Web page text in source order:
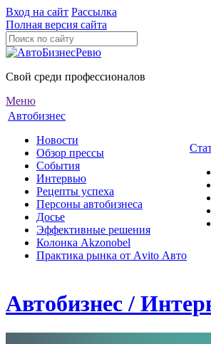
Вход на сайт Рассылка
Полная версия сайта
Свой среди профессионалов
Меню
Автобизнес
Новости
Обзор прессы
События
Интервью
Рецепты успеха
Персоны автобизнеса
Досье
Эффективные решения
Колонка Akzonobel
Практика рынка от Аvito Авто
Автобизнес /